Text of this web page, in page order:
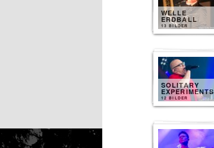
WELLE
ERDBALL
13 BILDER
SOLITARY
EXPERIMENTS
12 BILDER